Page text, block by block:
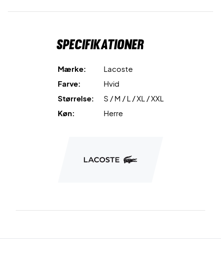
Specifikationer
Mærke:
Lacoste
Farve:
Hvid
Størrelse:
S / M / L / XL / XXL
Køn:
Herre